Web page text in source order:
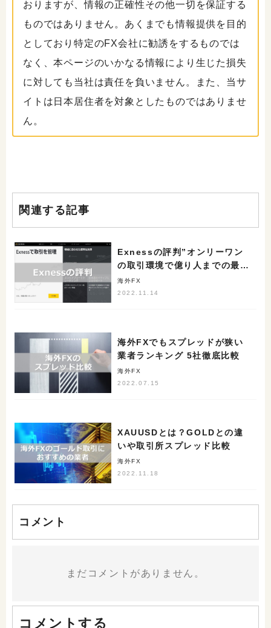
おりますが、情報の正確性その他一切を保証する
ものではありません。あくまでも情報提供を目的
としており特定のFX会社に勧誘をするものでは
なく、本ページのいかなる情報により生じた損失
に対しても当社は責任を負いません。また、当サ
イトは日本居住者を対象としたものではありませ
ん。
関連する記事
Exnessの評判”オンリーワン
の取引環境で億り人までの最短
ルート”
海外FX
2022.11.14
海外FXでもスプレッドが狭い
業者ランキング 5社徹底比較
海外FX
2022.07.15
XAUUSDとは？GOLDとの違
いや取引所スプレッド比較
海外FX
2022.11.18
コメント
まだコメントがありません。
コメントする